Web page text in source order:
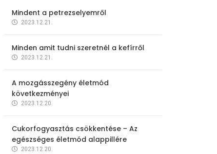
Mindent a petrezselyemről
2023.12.21.
Minden amit tudni szeretnél a kefírről
2023.12.21.
A mozgásszegény életmód
következményei
2023.12.20.
Cukorfogyasztás csökkentése – Az
egészséges életmód alappillére
2023.12.20.